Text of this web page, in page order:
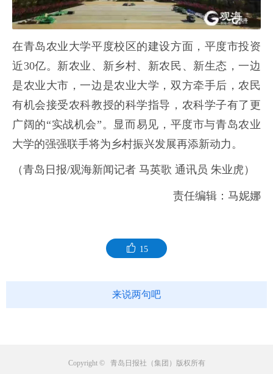
在青岛农业大学平度校区的建设方面，平度市投资
近30亿。新农业、新乡村、新农民、新生态，一边
是农业大市，一边是农业大学，双方牵手后，农民
有机会接受农科教授的科学指导，农科学子有了更
广阔的“实战机会”。显而易见，平度市与青岛农业
大学的强强联手将为乡村振兴发展再添新动力。
（青岛日报/观海新闻记者 马英歌 通讯员 朱业虎）
责任编辑：马妮娜
15
来说两句吧
Copyright © 青岛日报社（集团）版权所有